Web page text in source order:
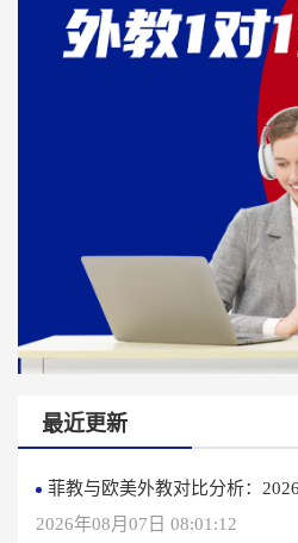
最近更新
菲教与欧美外教对比分析：
2026年08月07日 08:01:12